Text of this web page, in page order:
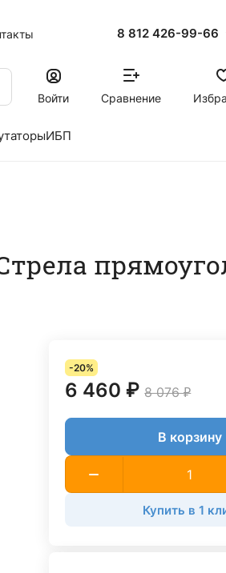
8 812 426-99-66
Войти
Сравнение
ИБП
-20%
6 460 ₽ 8 076 ₽
В корзину
Купить в 1